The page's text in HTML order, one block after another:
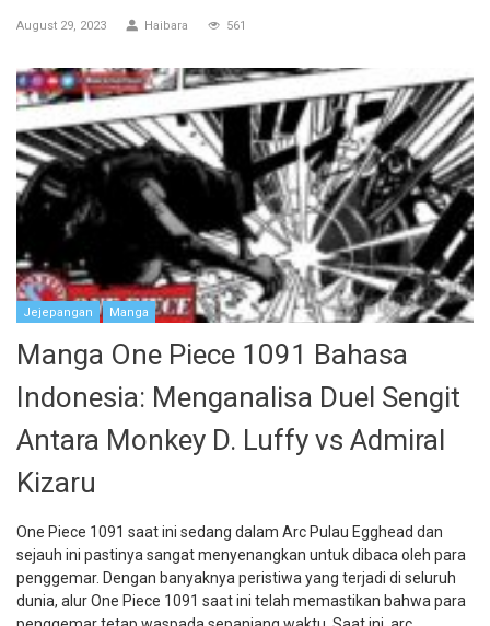
August 29, 2023 Haibara 561
Jejepangan Manga
Manga One Piece 1091 Bahasa
Indonesia: Menganalisa Duel Sengit
Antara Monkey D. Luffy vs Admiral
Kizaru
One Piece 1091 saat ini sedang dalam Arc Pulau Egghead dan
sejauh ini pastinya sangat menyenangkan untuk dibaca oleh para
penggemar. Dengan banyaknya peristiwa yang terjadi di seluruh
dunia, alur One Piece 1091 saat ini telah memastikan bahwa para